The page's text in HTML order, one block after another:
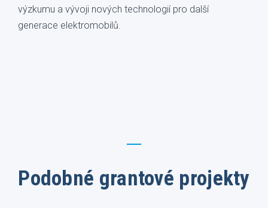
výzkumu a vývoji nových technologií pro další
generace elektromobilů.
Podobné grantové projekty